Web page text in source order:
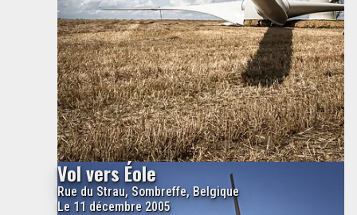
Vol vers Éole
Rue du Strau, Sombreffe, Belgique
Le 11 décembre 2005